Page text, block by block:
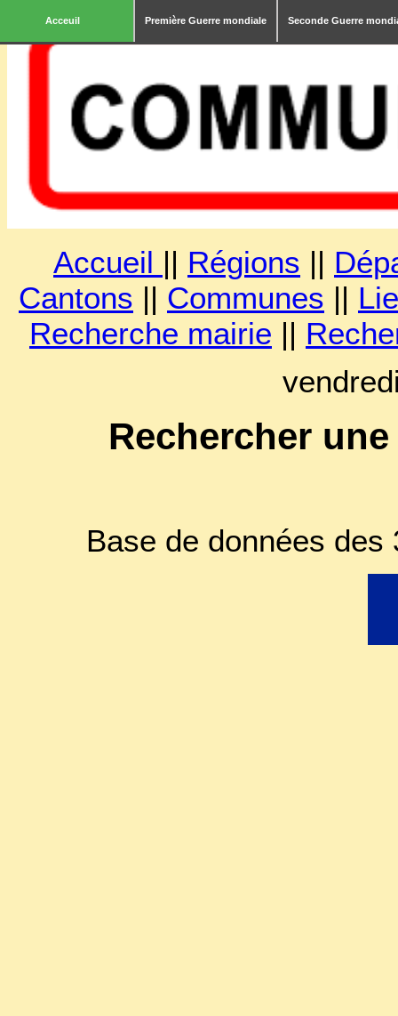
Acceuil Première Guerre mondiale Seconde Guerre
Accueil || Régions ||
Cantons || Communes ||
Recherche mairie ||
Rechercher
Base de données